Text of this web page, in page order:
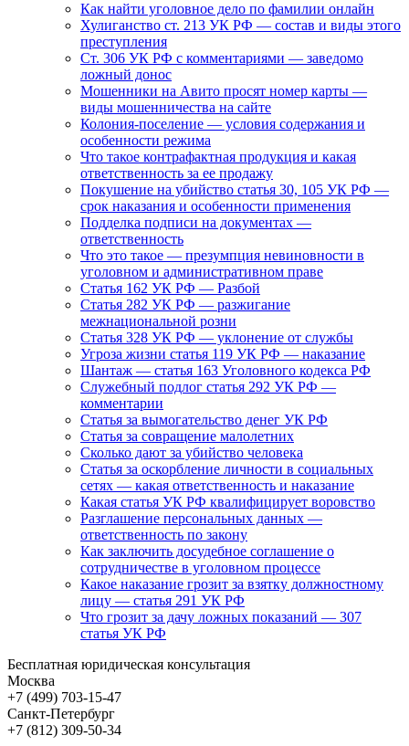
Как найти уголовное дело по фамилии онлайн
Хулиганство ст. 213 УК РФ — состав и виды этого
преступления
Ст. 306 УК РФ с комментариями — заведомо
ложный донос
Мошенники на Авито просят номер карты —
виды мошенничества на сайте
Колония-поселение — условия содержания и
особенности режима
Что такое контрафактная продукция и какая
ответственность за ее продажу
Покушение на убийство статья 30, 105 УК РФ —
срок наказания и особенности применения
Подделка подписи на документах —
ответственность
Что это такое — презумпция невиновности в
уголовном и административном праве
Статья 162 УК РФ — Разбой
Статья 282 УК РФ — разжигание
межнациональной розни
Статья 328 УК РФ — уклонение от службы
Угроза жизни статья 119 УК РФ — наказание
Шантаж — статья 163 Уголовного кодекса РФ
Служебный подлог статья 292 УК РФ —
комментарии
Статья за вымогательство денег УК РФ
Статья за совращение малолетних
Сколько дают за убийство человека
Статья за оскорбление личности в социальных
сетях — какая ответственность и наказание
Какая статья УК РФ квалифицирует воровство
Разглашение персональных данных —
ответственность по закону
Как заключить досудебное соглашение о
сотрудничестве в уголовном процессе
Какое наказание грозит за взятку должностному
лицу — статья 291 УК РФ
Что грозит за дачу ложных показаний — 307
статья УК РФ
Бесплатная юридическая консультация
Москва
+7 (499) 703-15-47
Санкт-Петербург
+7 (812) 309-50-34